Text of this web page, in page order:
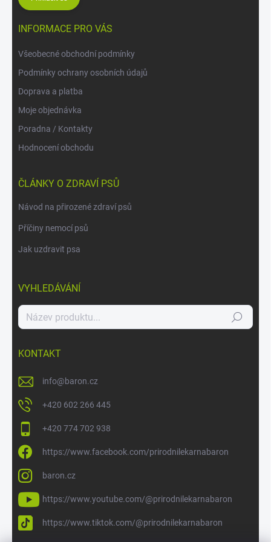
INFORMACE PRO VÁS
Všeobecné obchodní podmínky
Podmínky ochrany osobních údajů
Doprava a platba
Moje objednávka
Poradna / Kontakty
Hodnocení obchodu
ČLÁNKY O ZDRAVÍ PSŮ
Návod na přirozené zdraví psů
Příčiny nemocí psů
Jak uzdravit psa
VYHLEDÁVÁNÍ
Hledat
KONTAKT
info@baron.cz
+420 602 266 445
+420 774 702 938
https://www.facebook.com/prirodnilekarnabaron
baron.cz
https://www.youtube.com/@prirodnilekarnabaron
https://www.tiktok.com/@prirodnilekarnabaron